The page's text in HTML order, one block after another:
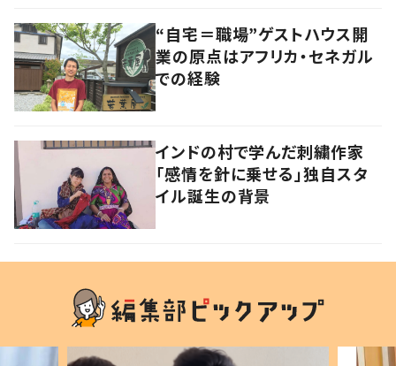
“自宅＝職場”ゲストハウス開
業の原点はアフリカ・セネガル
での経験
インドの村で学んだ刺繍作家
「感情を針に乗せる」独自スタ
イル誕生の背景